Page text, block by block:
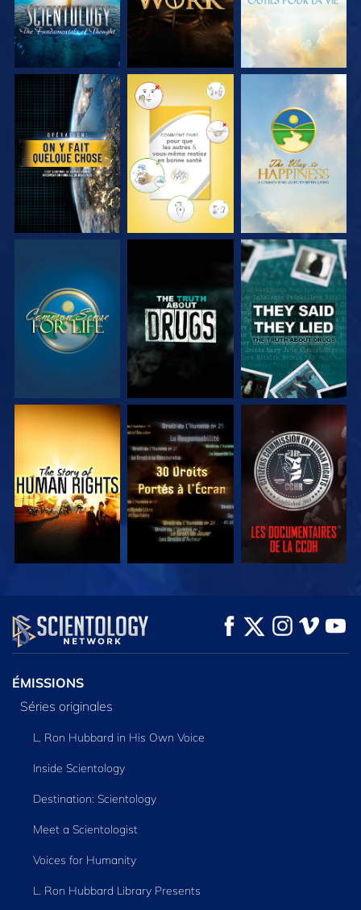
REGARDER REGARDER REGARDER
REGARDER REGARDER REGARDER
REGARDER REGARDER REGARDER
REGARDER REGARDER
DÉCOUVRIR LES
SÉRIES
ÉMISSIONS
Séries originales
L. Ron Hubbard in His Own Voice
Inside Scientology
Destination: Scientology
Meet a Scientologist
Voices for Humanity
L. Ron Hubbard Library Presents